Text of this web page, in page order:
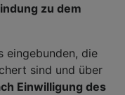
zu dem
eingebunden, die
sind und über
Einwilligung des